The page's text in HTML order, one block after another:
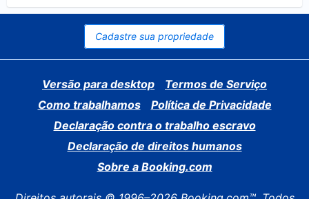
Cadastre sua propriedade
Versão para desktop
Termos de Serviço
Como trabalhamos
Política de Privacidade
Declaração contra o trabalho escravo
Declaração de direitos humanos
Sobre a Booking.com